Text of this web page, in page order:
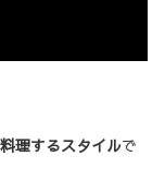
理するスタイルで